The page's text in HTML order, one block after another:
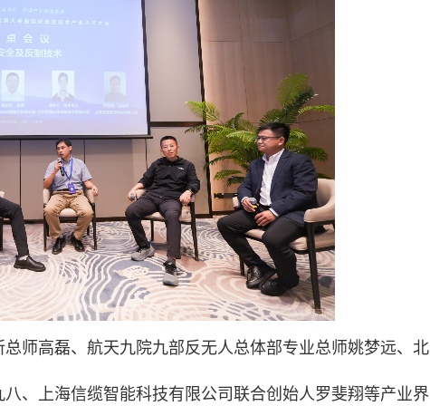
师高磊、航天九院九部反无人总体部专业总师姚梦远、北
、上海信缆智能科技有限公司联合创始人罗斐翔等产业界